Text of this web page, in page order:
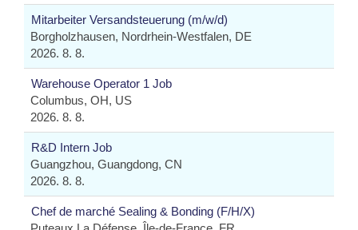
Mitarbeiter Versandsteuerung (m/w/d)
Borgholzhausen, Nordrhein-Westfalen, DE
2026. 8. 8.
Warehouse Operator 1 Job
Columbus, OH, US
2026. 8. 8.
R&D Intern Job
Guangzhou, Guangdong, CN
2026. 8. 8.
Chef de marché Sealing & Bonding (F/H/X)